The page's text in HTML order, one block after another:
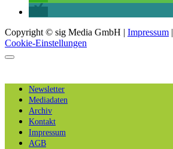
Copyright © sig Media GmbH | Impressum |
Cookie-Einstellungen
Newsletter
Mediadaten
Archiv
Kontakt
Impressum
AGB